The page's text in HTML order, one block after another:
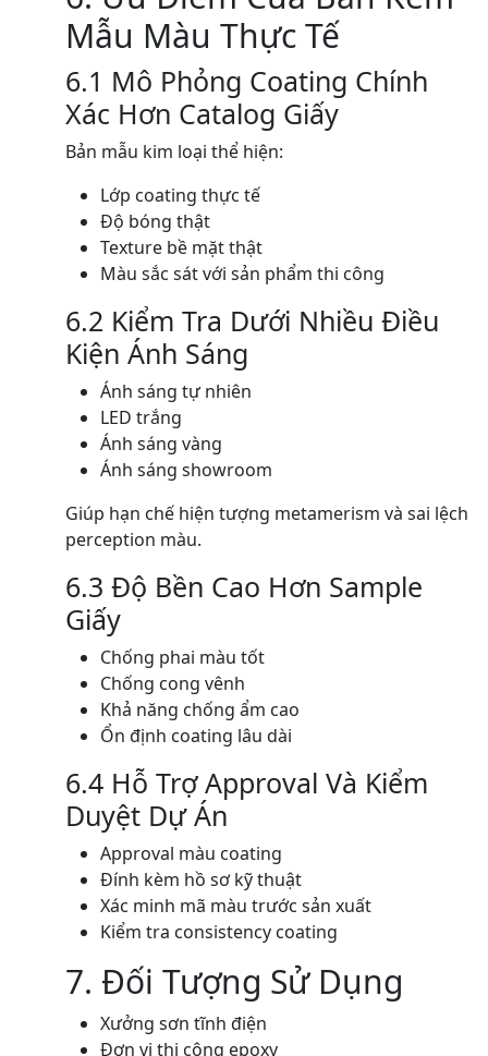
Mẫu Màu Thực Tế
6.1 Mô Phỏng Coating Chính
Xác Hơn Catalog Giấy
Bản mẫu kim loại thể hiện:
Lớp coating thực tế
Độ bóng thật
Texture bề mặt thật
Màu sắc sát với sản phẩm thi công
6.2 Kiểm Tra Dưới Nhiều Điều
Kiện Ánh Sáng
Ánh sáng tự nhiên
LED trắng
Ánh sáng vàng
Ánh sáng showroom
Giúp hạn chế hiện tượng metamerism và sai lệch
perception màu.
6.3 Độ Bền Cao Hơn Sample
Giấy
Chống phai màu tốt
Chống cong vênh
Khả năng chống ẩm cao
Ổn định coating lâu dài
6.4 Hỗ Trợ Approval Và Kiểm
Duyệt Dự Án
Approval màu coating
Đính kèm hồ sơ kỹ thuật
Xác minh mã màu trước sản xuất
Kiểm tra consistency coating
7. Đối Tượng Sử Dụng
Xưởng sơn tĩnh điện
Đơn vị thi công epoxy